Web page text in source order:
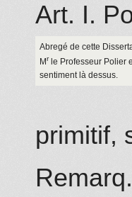
Art. I.
Abregé de cette
Mr le Professeur Polier
sentiment là dessus.
primitif,